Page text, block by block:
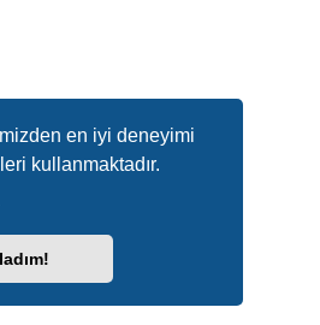
en iyi deneyimi
kullanmaktadır.